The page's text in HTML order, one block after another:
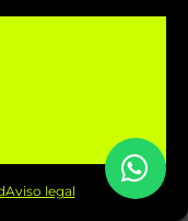
Aviso legal